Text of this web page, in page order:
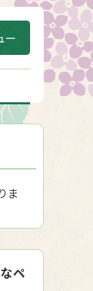
ー
ま
ペ